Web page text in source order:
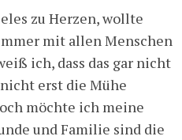
zu Herzen, wollte
mit allen Menschen
ich, dass das gar nicht
erst die Mühe
möchte ich meine
und Familie sind die